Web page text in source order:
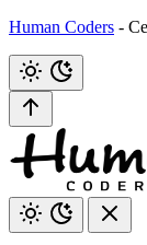
Human Coders -